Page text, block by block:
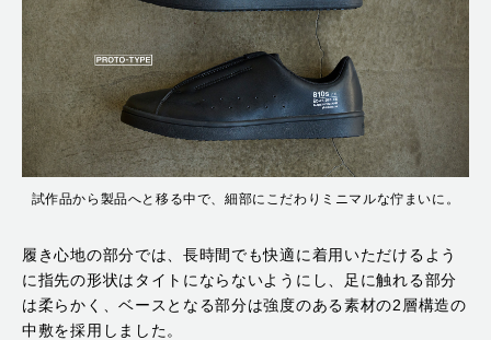
試作品から製品へと移る中で、細部にこだわりミニマルな佇まいに。
履き心地の部分では、長時間でも快適に着用いただけるよう
に指先の形状はタイトにならないようにし、足に触れる部分
は柔らかく、ベースとなる部分は強度のある素材の2層構造の
中敷を採用しました。